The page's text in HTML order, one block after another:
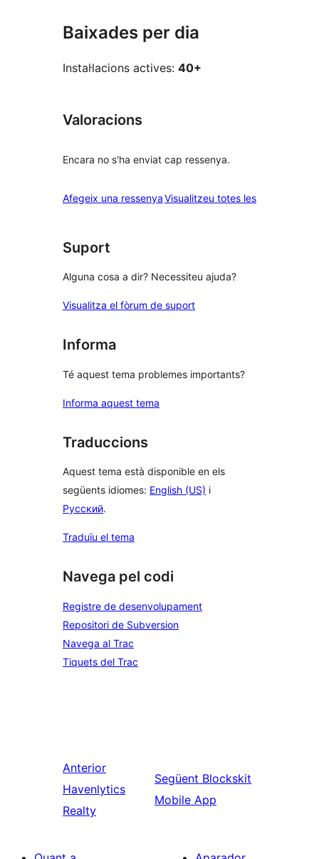
Baixades per dia
Instal·lacions actives: 40+
Valoracions
Encara no s'ha enviat cap ressenya.
Afegeix una ressenyaVisualitzeu totes lesressenyes
Suport
Alguna cosa a dir? Necessiteu ajuda?
Visualitza el fòrum de suport
Informa
Té aquest tema problemes importants?
Informa aquest tema
Traduccions
Aquest tema està disponible en els
següents idiomes: English (US) i
Русский.
Traduïu el tema
Navega pel codi
Registre de desenvolupament
Repositori de Subversion
Navega al Trac
Tiquets del Trac
Anterior
Havenlytics
Realty
Següent Blockskit
Mobile App